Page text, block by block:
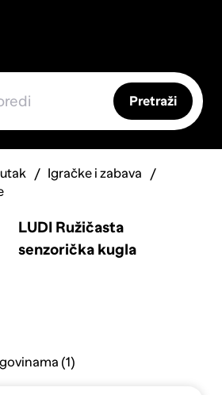
Pretraži
Igračke i zabava
LUDI Ružičasta
senzorička kugla
(1)